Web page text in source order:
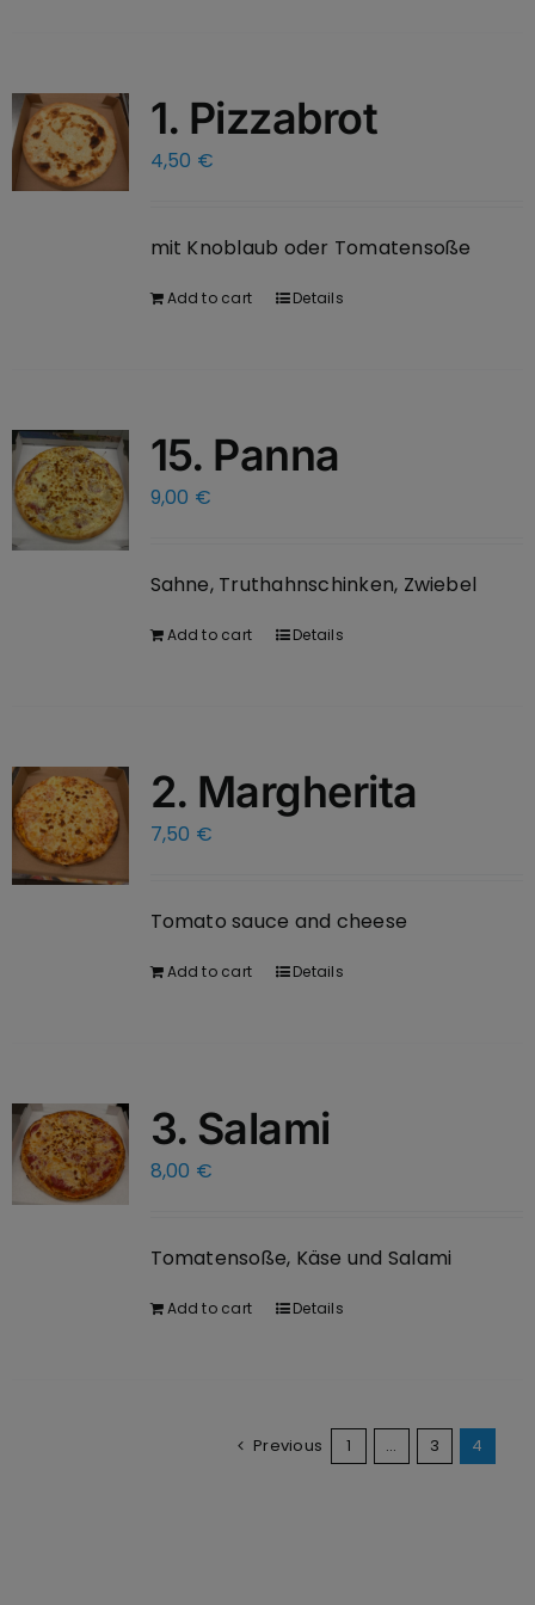
1. Pizzabrot
4,50 €
mit Knoblaub oder Tomatensoße
Add to cart Details
15. Panna
9,00 €
Sahne, Truthahnschinken, Zwiebel
Add to cart Details
2. Margherita
7,50 €
Tomato sauce and cheese
Add to cart Details
3. Salami
8,00 €
Tomatensoße, Käse und Salami
Add to cart Details
Previous 1 … 3 4